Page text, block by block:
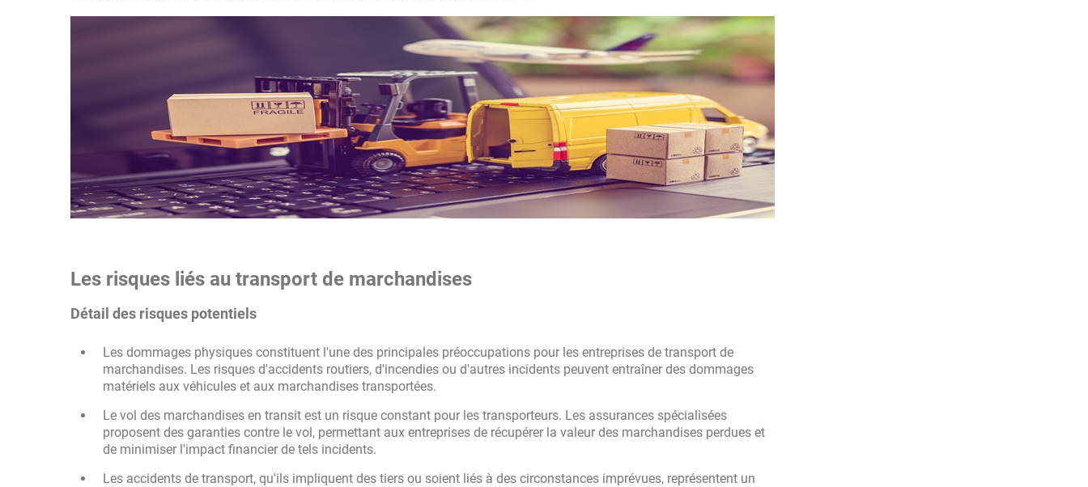
Les risques liés au transport de marchandises
Détail des risques potentiels
Les dommages physiques constituent l'une des principales préoccupations pour les entreprises de transport de
marchandises. Les risques d'accidents routiers, d'incendies ou d'autres incidents peuvent entraîner des dommages
matériels aux véhicules et aux marchandises transportées.
Le vol des marchandises en transit est un risque constant pour les transporteurs. Les assurances spécialisées
proposent des garanties contre le vol, permettant aux entreprises de récupérer la valeur des marchandises perdues et
de minimiser l'impact financier de tels incidents.
Les accidents de transport, qu'ils impliquent des tiers ou soient liés à des circonstances imprévues, représentent un